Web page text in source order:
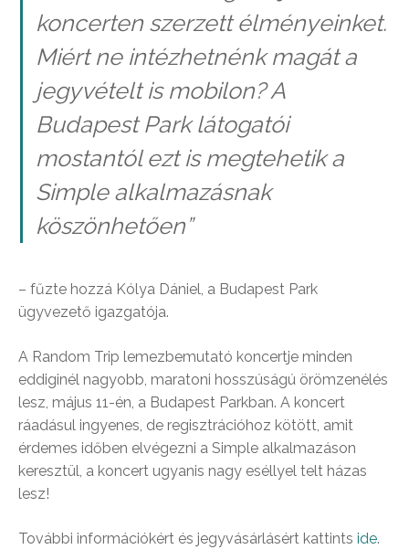
koncerten szerzett élményeinket.
Miért ne intézhetnénk magát a
jegyvételt is mobilon? A
Budapest Park látogatói
mostantól ezt is megtehetik a
Simple alkalmazásnak
köszönhetően”
– fűzte hozzá Kólya Dániel, a Budapest Park
ügyvezető igazgatója.
A Random Trip lemezbemutató koncertje minden
eddiginél nagyobb, maratoni hosszúságú örömzenélés
lesz, május 11-én, a Budapest Parkban. A koncert
ráadásul ingyenes, de regisztrációhoz kötött, amit
érdemes időben elvégezni a Simple alkalmazáson
keresztül, a koncert ugyanis nagy eséllyel telt házas
lesz!
További információkért és jegyvásárlásért kattints ide.